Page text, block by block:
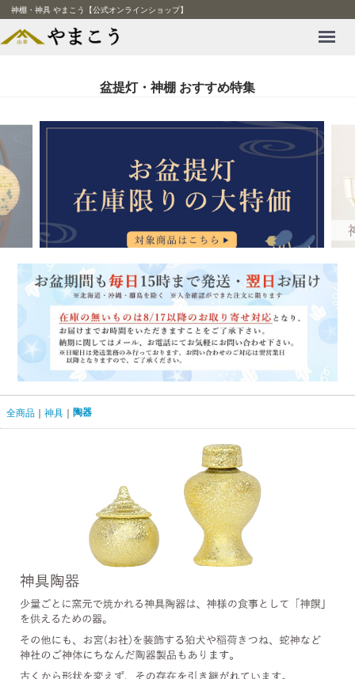
神棚・神具 やまこう【公式オンラインショップ】
盆提灯・神棚 おすすめ特集
全商品 神具 陶器